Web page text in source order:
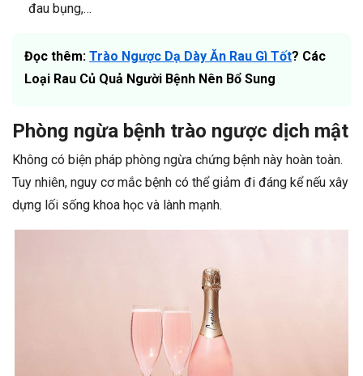
đau bụng,…
Đọc thêm: Trào Ngược Dạ Dày Ăn Rau Gì Tốt? Các
Loại Rau Củ Quả Người Bệnh Nên Bổ Sung
Phòng ngừa bệnh trào ngược dịch mật
Không có biện pháp phòng ngừa chứng bệnh này hoàn toàn.
Tuy nhiên, nguy cơ mắc bệnh có thể giảm đi đáng kể nếu xây
dựng lối sống khoa học và lành mạnh.